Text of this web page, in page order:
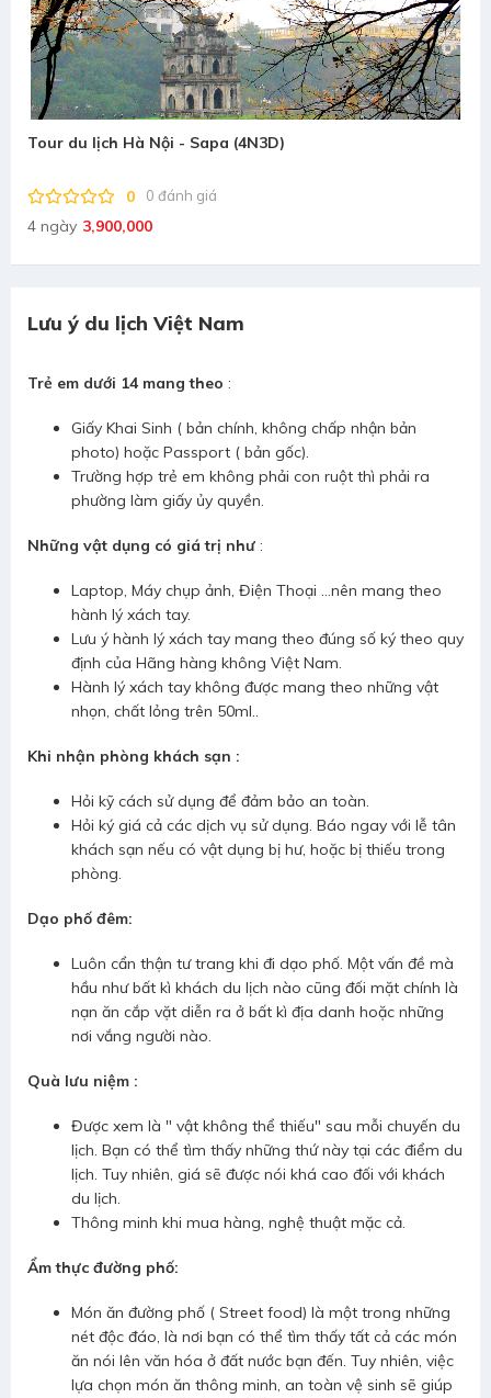
Tour du lịch Hà Nội - Sapa (4N3D)
0 0 đánh giá
4 ngày 3,900,000
Lưu ý du lịch Việt Nam
Trẻ em dưới 14 mang theo :
Giấy Khai Sinh ( bản chính, không chấp nhận bản
photo) hoặc Passport ( bản gốc).
Trường hợp trẻ em không phải con ruột thì phải ra
phường làm giấy ủy quyền.
Những vật dụng có giá trị như :
Laptop, Máy chụp ảnh, Điện Thoại ...nên mang theo
hành lý xách tay.
Lưu ý hành lý xách tay mang theo đúng số ký theo quy
định của Hãng hàng không Việt Nam.
Hành lý xách tay không được mang theo những vật
nhọn, chất lỏng trên 50ml..
Khi nhận phòng khách sạn :
Hỏi kỹ cách sử dụng để đảm bảo an toàn.
Hỏi ký giá cả các dịch vụ sử dụng. Báo ngay với lễ tân
khách sạn nếu có vật dụng bị hư, hoặc bị thiếu trong
phòng.
Dạo phố đêm:
Luôn cẩn thận tư trang khi đi dạo phố. Một vấn đề mà
hầu như bất kì khách du lịch nào cũng đối mặt chính là
nạn ăn cắp vặt diễn ra ở bất kì địa danh hoặc những
nơi vắng người nào.
Quà lưu niệm :
Được xem là " vật không thể thiếu" sau mỗi chuyến du
lịch. Bạn có thể tìm thấy những thứ này tại các điểm du
lịch. Tuy nhiên, giá sẽ được nói khá cao đối với khách
du lịch.
Thông minh khi mua hàng, nghệ thuật mặc cả.
Ẩm thực đường phố:
Món ăn đường phố ( Street food) là một trong những
nét độc đáo, là nơi bạn có thể tìm thấy tất cả các món
ăn nói lên văn hóa ở đất nước bạn đến. Tuy nhiên, việc
lựa chọn món ăn thông minh, an toàn vệ sinh sẽ giúp